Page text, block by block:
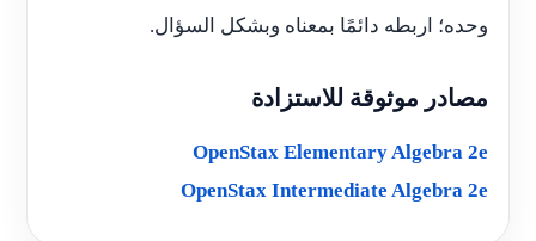
وحده؛ اربطه دائمًا بمعناه وبشكل السؤال.
مصادر موثوقة للاستزادة
OpenStax Elementary Algebra 2e
OpenStax Intermediate Algebra 2e